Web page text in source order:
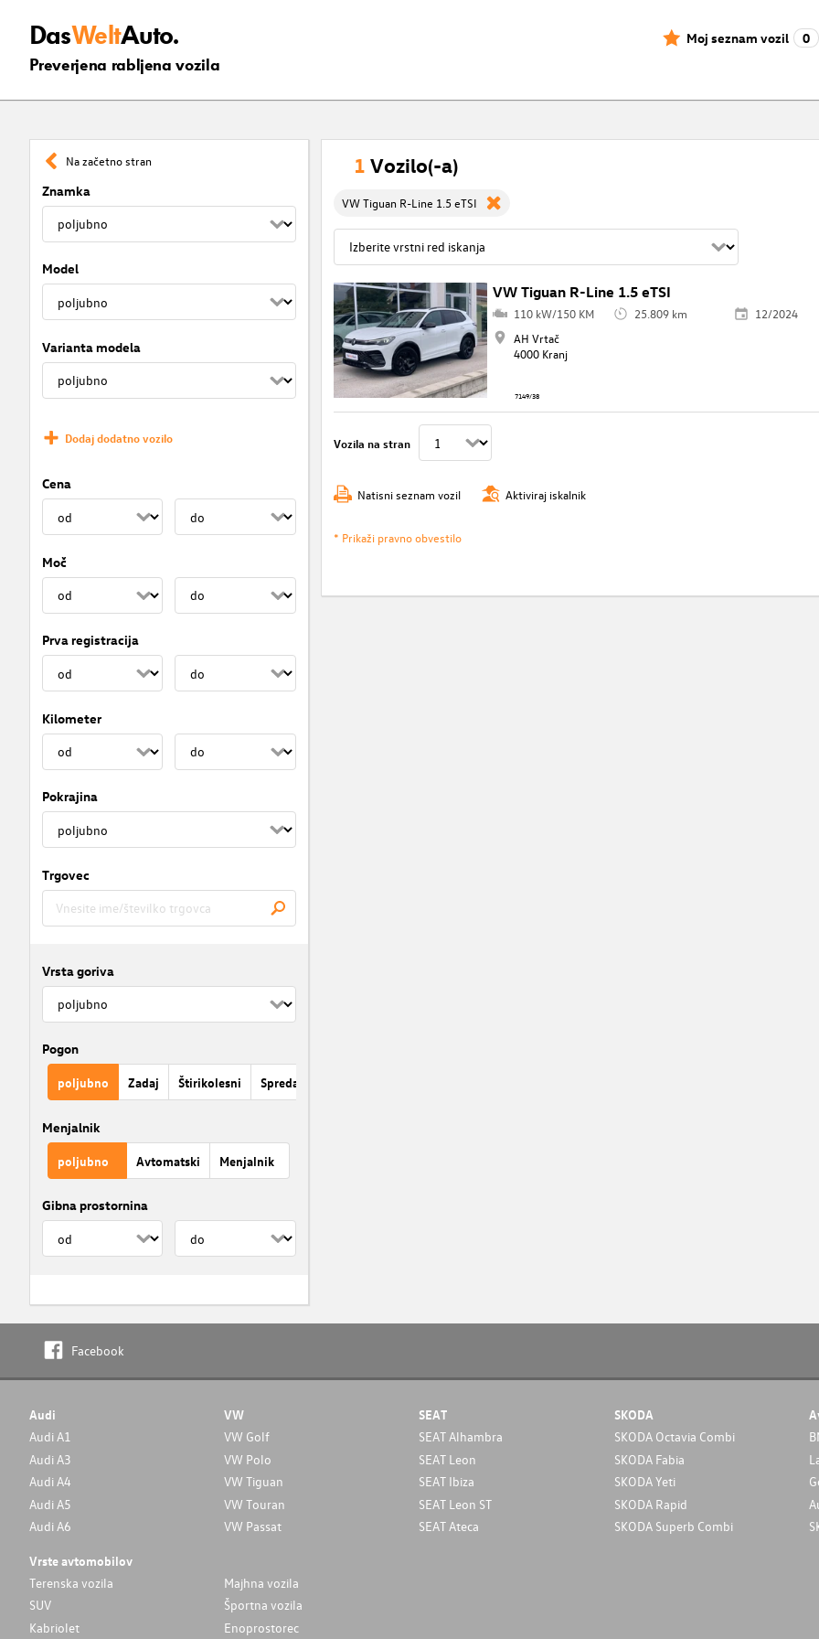
DasWeltAuto.
Preverjena rabljena vozila
Moj seznam vozil 0
Na začetno stran
Znamka
Model
Varianta modela
Dodaj dodatno vozilo
Cena
Moč
Prva registracija
Kilometer
Pokrajina
Trgovec
Vrsta goriva
Pogon
poljubno Zadaj Štirikolesni Spredaj
Menjalnik
poljubno Avtomatski Menjalnik
Gibna prostornina
1 Vozilo(-a)
VW Tiguan R-Line 1.5 eTSI
VW Tiguan R-Line 1.5 eTSI
110 kW/150 KM 25.809 km
12/2024
AH Vrtač
4000 Kranj
7149/38
Vozila na stran
Natisni seznam vozil Aktiviraj iskalnik
* Prikaži pravno obvestilo
Facebook
Audi
Audi A1
Audi A3
Audi A4
Audi A5
Audi A6
VW
VW Golf
VW Polo
VW Tiguan
VW Touran
VW Passat
SEAT
SEAT Alhambra
SEAT Leon
SEAT Ibiza
SEAT Leon ST
SEAT Ateca
SKODA
SKODA Octavia Combi
SKODA Fabia
SKODA Yeti
SKODA Rapid
SKODA Superb Combi
Vrste avtomobilov
Terenska vozila
Majhna vozila
SUV
Športna vozila
Kabriolet
Enoprostorec